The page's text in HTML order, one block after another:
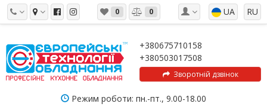
RU
UA
0 0
+380675710158
+380503017508
Зворотній дзвінок
Режим роботи: пн.-пт., 9.00-18.00